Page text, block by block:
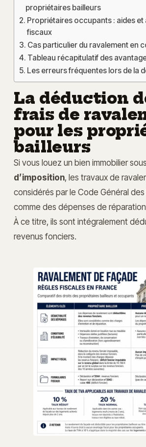
propriétaires bailleurs
Propriétaires occupants : aides et
fiscaux
Cas particulier du ravalement en
Tableau récapitulatif des
Les erreurs fréquentes lors de la
La déduction
frais de
pour les
bailleurs
Si vous louez un bien immobilier
d’imposition, les travaux de
considérés par le Code Général des
comme des dépenses de
À ce titre, ils sont intégralement
revenus fonciers.